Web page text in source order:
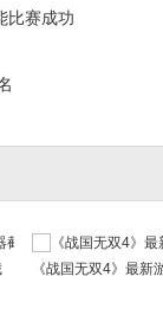
比赛成功
《战国无双4》最新